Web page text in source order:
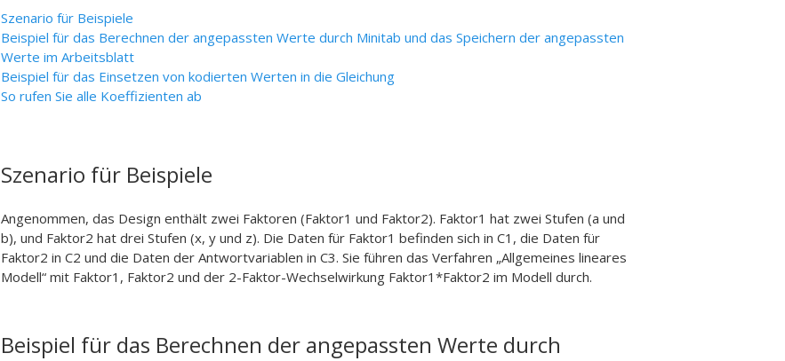
Szenario für Beispiele
Beispiel für das Berechnen der angepassten Werte durch Minitab und das Speichern der angepassten
Werte im Arbeitsblatt
Beispiel für das Einsetzen von kodierten Werten in die Gleichung
So rufen Sie alle Koeffizienten ab
Szenario für Beispiele
Angenommen, das Design enthält zwei Faktoren (Faktor1 und Faktor2). Faktor1 hat zwei Stufen (a und
b), und Faktor2 hat drei Stufen (x, y und z). Die Daten für Faktor1 befinden sich in C1, die Daten für
Faktor2 in C2 und die Daten der Antwortvariablen in C3. Sie führen das Verfahren „Allgemeines lineares
Modell“ mit Faktor1, Faktor2 und der 2-Faktor-Wechselwirkung Faktor1*Faktor2 im Modell durch.
Beispiel für das Berechnen der angepassten Werte durch